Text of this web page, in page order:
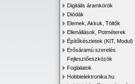
Digitális áramkörök
Diódák
Elemek, Akkuk, Töltők
Ellenállások, Potméterek
Építőkészletek (KIT, Modul)
Erősáramú szerelés
Fejlesztőeszközök
Foglalatok
Hobbielektronika.hu